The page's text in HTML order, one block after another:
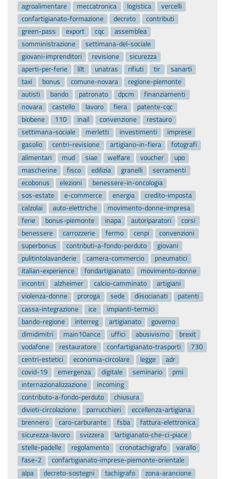
agroalimentare
meccatronica logistica
vercelli
confartigianato-formazione
decreto
contributi
green-pass
export cqc
assemblea
somministrazione
settimana-del-sociale
giovani-imprenditori
revisione
sicurezza
aperti-per-ferie
lilt unatras rifiuti tir
sanarti
taxi
bonus comune-novara
regione-piemonte
autisti
bando patronato dpcm
finanziamenti
novara
castello lavoro fiera
patente-cqc
biobene
110 inail convenzione
restauro
settimana-sociale
merletti investimenti
imprese
gasolio
centri-revisione artigiano-in-fiera
fotografi
alimentari
mud siae welfare voucher
upo
mascherine
fisco edilizia granelli
serramenti
ecobonus
elezioni
benessere-in-oncologia
sos-estate
e-commerce energia
credito-imposta
calzolai
auto-elettriche
movimento-donne-impresa
ferie
bonus-piemonte inapa autoriparatori
corsi
benessere
carrozzerie fermo cenpi
convenzioni
superbonus
contributi-a-fondo-perduto
giovani
pulitintolavanderie
camera-commercio
pneumatici
italian-experience
fondartigianato
movimento-donne
incontri
alzheimer calcio-camminato
artigiani
violenza-donne
proroga sede diisocianati
patenti
cassa-integrazione
ice
impianti-termici
bando-regione
interreg artigianato
governo
dimidimitri
main10ance uffici abusivismo
brexit
vodafone
restauratore confartigianato-trasporti
730
centri-estetici
economia-circolare legge
adr
covid-19
emergenza digitale seminario
pmi
internazionalizzazione
incoming
contributo-a-fondo-perduto
chiusura
divieti-circolazione
parrucchieri
eccellenza-artigiana
brennero
caro-carburante fsba
fattura-elettronica
sicurezza-lavoro
svizzera
lartigianato-che-ci-piace
stelle-padelle
regolamento cronotachigrafo
varallo
fase-2
confartigianato-imprese-piemonte-orientale
alpa
decreto-sostegni tachigrafo zona-arancione